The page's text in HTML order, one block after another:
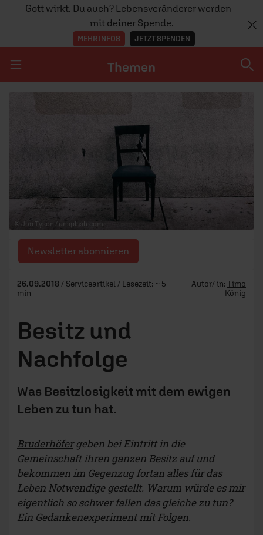
Gott wirkt. Du auch? Lebensveränderer werden –
mit deiner Spende.
MEHR INFOS JETZT SPENDEN
Navigation überspringen
Themen
GESELLSCHAFT
TEAM
© Jon Tyson / unsplash.com
Newsletter abonnieren
26.09.2018 / Serviceartikel / Lesezeit: ~ 5
min
Autor/-in: Timo
König
Besitz und
Nachfolge
Was Besitzlosigkeit mit dem ewigen
Leben zu tun hat.
Bruderhöfergeben bei Eintritt in die
Gemeinschaft ihren ganzen Besitz auf und
bekommen im Gegenzug fortan alles für das
Leben Notwendige gestellt. Warum würde es mir
eigentlich so schwer fallen das gleiche zu tun?
Ein Gedankenexperiment mit Folgen.